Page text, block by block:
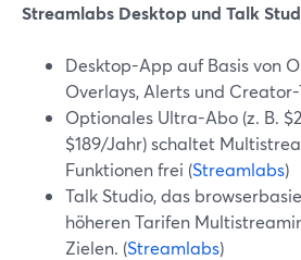
Streamlabs Desktop und Talk
Desktop-App auf Basis von
Overlays, Alerts und Creator-
Optionales Ultra-Abo (z. B.
$189/Jahr) schaltet
Funktionen frei (Streamlabs)
Talk Studio, das
höheren Tarifen
Zielen. (Streamlabs)